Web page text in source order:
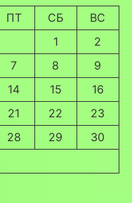
ПТ СБ
ВС
1
2
7 8
9
14 15
16
21 22
23
28 29
30